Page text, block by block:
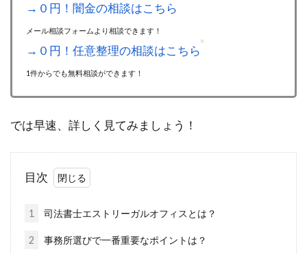
→０円！闇金の相談はこちら
メール相談フォームより相談できます！
→０円！任意整理の相談はこちら
1件からでも無料相談ができます！
では早速、詳しく見てみましょう！
目次
1 司法書士エストリーガルオフィスとは？
2 事務所選びで一番重要なポイントは？